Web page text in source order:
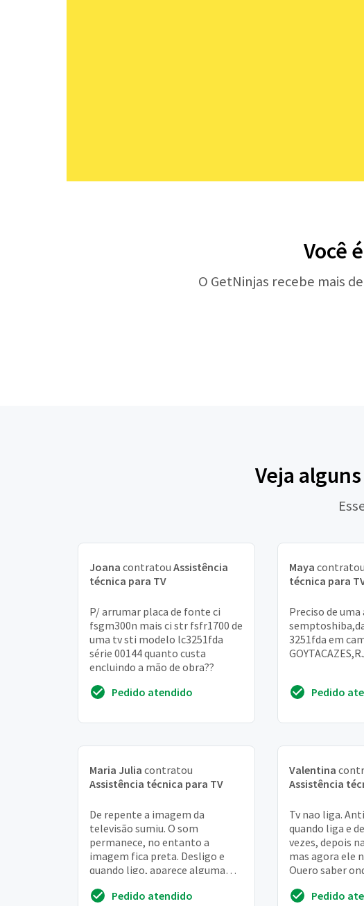
Você
O GetNinjas recebe mais
Veja
Joana contratou Assistência
técnica para TV
P/ arrumar placa de fonte ci
fsgm300n mais ci str fsfr1700 de
uma tv sti modelo lc3251fda
série 00144 quanto custa
encluindo a mão de obra??
Pedido atendido
Maya contratou
técnica para
Preciso de
3251fda em
Pedido
Maria Julia contratou
Assistência técnica para TV
De repente a imagem da
televisão sumiu. O som
permanece, no entanto a
imagem fica preta. Desligo e
quando ligo, aparece alguma
logo escurece novamente
Pedido atendido
Valentina
Assistência
Tv nao liga.
quando liga e
vezes, depois
mas agora ele
Quero saber
perto de mim
Pedido